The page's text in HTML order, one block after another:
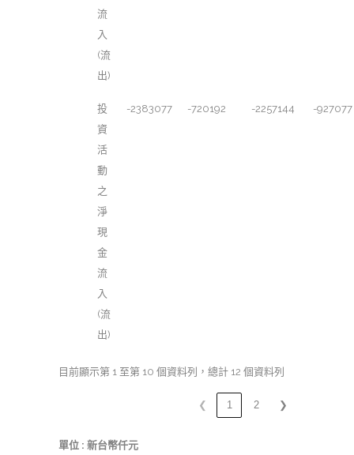
流
入
(流
出)
投
資
活
動
之
淨
現
金
流
入
(流
出)
-2383077 -720192 -2257144 -927077
目前顯示第 1 至第 10 個資料列，總計 12 個資料列
❮ 1 2 ❯
單位 : 新台幣仟元